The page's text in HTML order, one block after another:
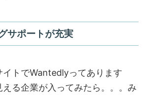
サポートが充実
イトでWantedlyってあります
る企業が入ってみたら。。。み